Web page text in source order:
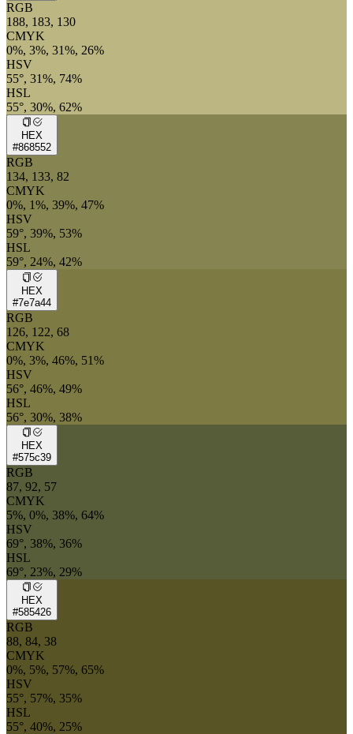
RGB
188, 183, 130
CMYK
0%, 3%, 31%, 26%
HSV
55°, 31%, 74%
HSL
55°, 30%, 62%
HEX
#868552
RGB
134, 133, 82
CMYK
0%, 1%, 39%, 47%
HSV
59°, 39%, 53%
HSL
59°, 24%, 42%
HEX
#7e7a44
RGB
126, 122, 68
CMYK
0%, 3%, 46%, 51%
HSV
56°, 46%, 49%
HSL
56°, 30%, 38%
HEX
#575c39
RGB
87, 92, 57
CMYK
5%, 0%, 38%, 64%
HSV
69°, 38%, 36%
HSL
69°, 23%, 29%
HEX
#585426
RGB
88, 84, 38
CMYK
0%, 5%, 57%, 65%
HSV
55°, 57%, 35%
HSL
55°, 40%, 25%